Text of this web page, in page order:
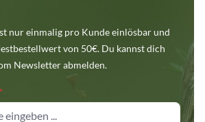
nur einmalig pro Kunde einlösbar und
von 50€. Du kannst dich
Newsletter abmelden.
*